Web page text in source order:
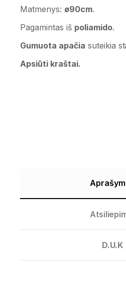
Matmenys: ø90cm.
Pagamintas iš poliamido.
Gumuota apačia suteikia
Apsiūti kraštai.
D.U.K